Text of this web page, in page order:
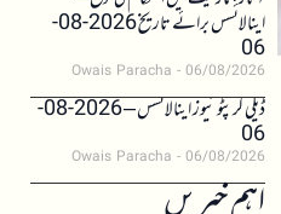
اینالائسس برائے تاریخ 2026-08-
06
Owais Paracha 06/08/2026
ڈیلی کرپٹو نیوز اینالائسس – 2026-08-
06
Owais Paracha 06/08/2026